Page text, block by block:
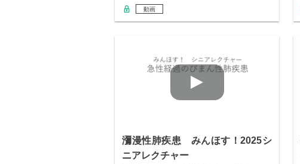
か？✅ …
動画
瀰漫性肺疾患 みんほす！2025シ
ニアレクチャー